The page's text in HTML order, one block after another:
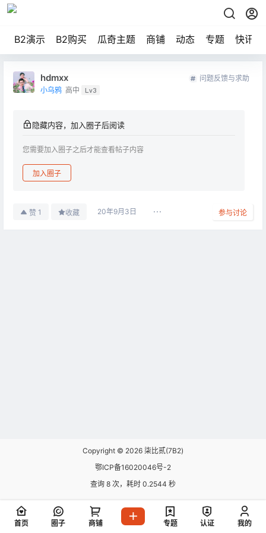
B2演示 B2购买 瓜奇主题 商铺 动态 专题 快讯
hdmxx
小乌鸦 高中 Lv3
问题反馈与求助
隐藏内容，加入圈子后阅读
您需要加入圈子之后才能查看帖子内容
加入圈子
赞 1 收藏 20年9月3日 参与讨论
Copyright © 2026 柒比贰(7B2)
鄂ICP备16020046号-2
查询 8 次，耗时 0.2544 秒
首页 圈子 商铺 专题 认证 我的